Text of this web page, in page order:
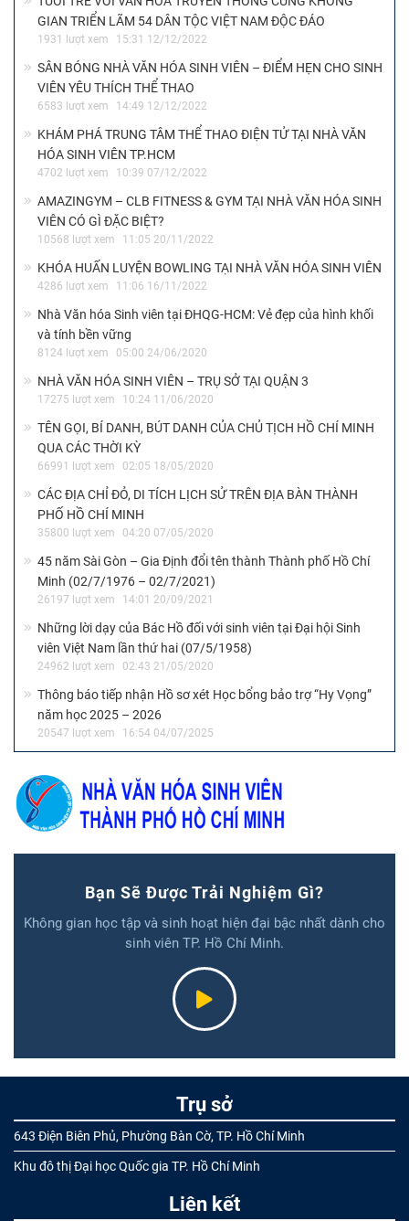
GIAN TRIỂN LÃM 54 DÂN TỘC VIỆT NAM ĐỘC ĐÁO
1931 lượt xem 15:31 12/12/2022
SÂN BÓNG NHÀ VĂN HÓA SINH VIÊN – ĐIỂM HẸN CHO SINH
VIÊN YÊU THÍCH THỂ THAO
6583 lượt xem 14:49 12/12/2022
KHÁM PHÁ TRUNG TÂM THỂ THAO ĐIỆN TỬ TẠI NHÀ VĂN
HÓA SINH VIÊN TP.HCM
4702 lượt xem 10:39 07/12/2022
AMAZINGYM – CLB FITNESS & GYM TẠI NHÀ VĂN HÓA SINH
VIÊN CÓ GÌ ĐẶC BIỆT?
10568 lượt xem 11:05 20/11/2022
KHÓA HUẤN LUYỆN BOWLING TẠI NHÀ VĂN HÓA SINH VIÊN
4286 lượt xem 11:06 16/11/2022
Nhà Văn hóa Sinh viên tại ĐHQG-HCM: Vẻ đẹp của hình khối
và tính bền vững
8124 lượt xem 05:00 24/06/2020
NHÀ VĂN HÓA SINH VIÊN – TRỤ SỞ TẠI QUẬN 3
17275 lượt xem 10:24 11/06/2020
TÊN GỌI, BÍ DANH, BÚT DANH CỦA CHỦ TỊCH HỒ CHÍ MINH
QUA CÁC THỜI KỲ
66991 lượt xem 02:05 18/05/2020
CÁC ĐỊA CHỈ ĐỎ, DI TÍCH LỊCH SỬ TRÊN ĐỊA BÀN THÀNH
PHỐ HỒ CHÍ MINH
35800 lượt xem 04:20 07/05/2020
45 năm Sài Gòn – Gia Định đổi tên thành Thành phố Hồ Chí
Minh (02/7/1976 – 02/7/2021)
26197 lượt xem 14:01 20/09/2021
Những lời dạy của Bác Hồ đối với sinh viên tại Đại hội Sinh
viên Việt Nam lần thứ hai (07/5/1958)
24962 lượt xem 02:43 21/05/2020
Thông báo tiếp nhận Hồ sơ xét Học bổng bảo trợ “Hy Vọng”
năm học 2025 – 2026
20547 lượt xem 16:54 04/07/2025
Bạn Sẽ Được Trải Nghiệm Gì?
Không gian học tập và sinh hoạt hiện đại bậc nhất dành cho
sinh viên TP. Hồ Chí Minh.
Trụ sở
643 Điện Biên Phủ, Phường Bàn Cờ, TP. Hồ Chí Minh
Khu đô thị Đại học Quốc gia TP. Hồ Chí Minh
Liên kết